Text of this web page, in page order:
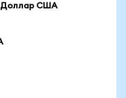
Доллар США